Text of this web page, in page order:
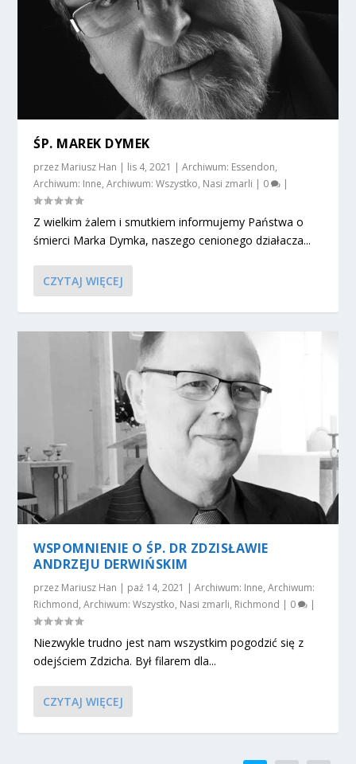
ŚP. MAREK DYMEK
przez Mariusz Han | lis 4, 2021 |Archiwum: Essendon,
Archiwum: Inne,Archiwum: Wszystko, Nasi zmarli | 0 |
Z wielkim żalem i smutkiem informujemy Państwa o
śmierci Marka Dymka, naszego cenionego działacza...
CZYTAJ WIĘCEJ
WSPOMNIENIE O ŚP. DR ZDZISŁAWIE
ANDRZEJU DERWIŃSKIM
przez Mariusz Han | paź 14, 2021 |Archiwum: Inne,Archiwum:
Richmond,Archiwum: Wszystko, Nasi zmarli, Richmond | 0 |
Niezwykle trudno jest nam wszystkim pogodzić się z
odejściem Zdzicha. Był filarem dla...
CZYTAJ WIĘCEJ